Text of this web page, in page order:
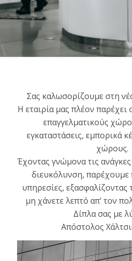
Σας καλωσορίζουμε στη
Η εταιρία μας πλέον παρέχει
επαγγελματικούς
εγκαταστάσεις, εμπορικά
χώρους.
Έχοντας γνώμονα τις
διευκόλυνση, παρέχουμε
υπηρεσίες, εξασφαλίζοντας
μη χάνετε λεπτό απ’ τον
Δίπλα σας με
Απόστολος